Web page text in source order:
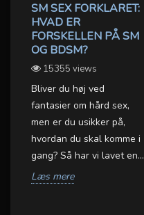
SM SEX FORKLARET:
HVAD ER
FORSKELLEN PÅ SM
OG BDSM?
15355 views
Bliver du høj ved
fantasier om hård sex,
men er du usikker på,
hvordan du skal komme i
gang? Så har vi lavet en...
Læs mere